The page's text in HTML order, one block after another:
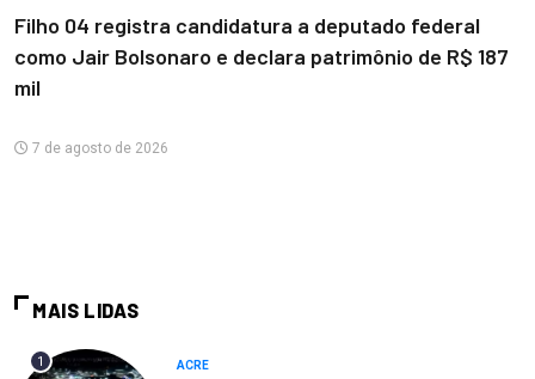
Filho 04 registra candidatura a deputado federal
como Jair Bolsonaro e declara patrimônio de R$ 187
mil
7 de agosto de 2026
MAIS LIDAS
1 ACRE